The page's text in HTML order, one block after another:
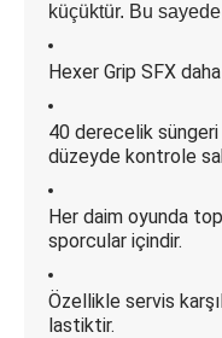
küçüktür. Bu
Hexer Grip SFX
40 derecelik
düzeyde kontrole
Her daim oyunda
sporcular içindir.
Özellikle servis
lastiktir.